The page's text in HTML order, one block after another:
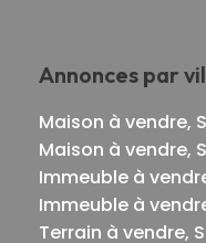
Annonces par
Maison à vendre,
Maison à vendre,
Immeuble à
Immeuble à
Terrain à vendre,